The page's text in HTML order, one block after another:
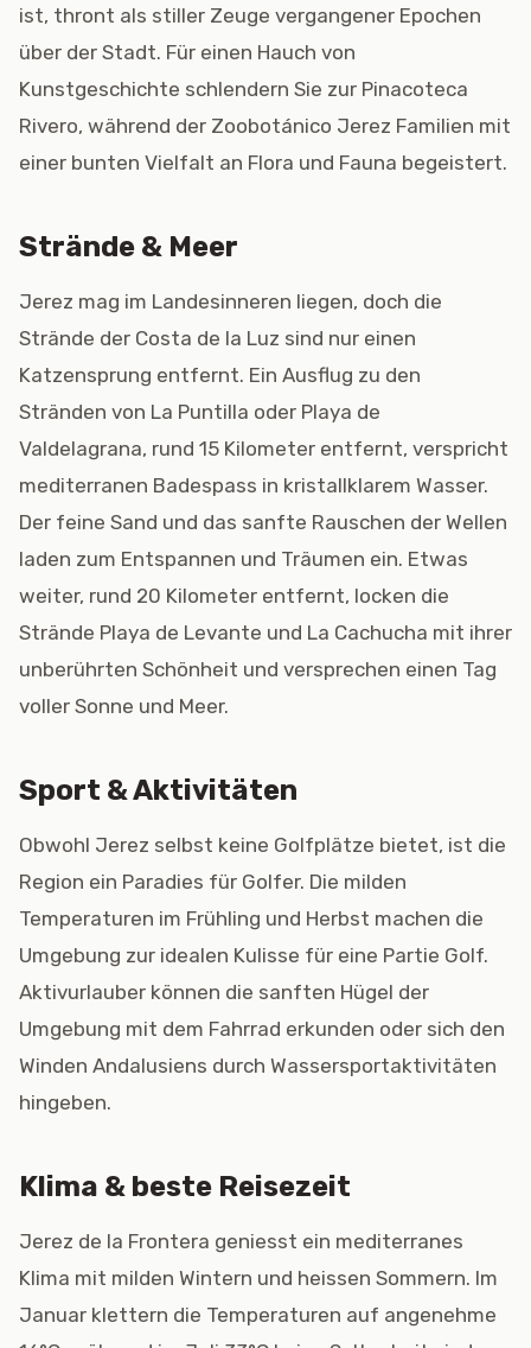
ist, thront als stiller Zeuge vergangener Epochen
über der Stadt. Für einen Hauch von
Kunstgeschichte schlendern Sie zur Pinacoteca
Rivero, während der Zoobotánico Jerez Familien mit
einer bunten Vielfalt an Flora und Fauna begeistert.
Strände & Meer
Jerez mag im Landesinneren liegen, doch die
Strände der Costa de la Luz sind nur einen
Katzensprung entfernt. Ein Ausflug zu den
Stränden von La Puntilla oder Playa de
Valdelagrana, rund 15 Kilometer entfernt, verspricht
mediterranen Badespass in kristallklarem Wasser.
Der feine Sand und das sanfte Rauschen der Wellen
laden zum Entspannen und Träumen ein. Etwas
weiter, rund 20 Kilometer entfernt, locken die
Strände Playa de Levante und La Cachucha mit ihrer
unberührten Schönheit und versprechen einen Tag
voller Sonne und Meer.
Sport & Aktivitäten
Obwohl Jerez selbst keine Golfplätze bietet, ist die
Region ein Paradies für Golfer. Die milden
Temperaturen im Frühling und Herbst machen die
Umgebung zur idealen Kulisse für eine Partie Golf.
Aktivurlauber können die sanften Hügel der
Umgebung mit dem Fahrrad erkunden oder sich den
Winden Andalusiens durch Wassersportaktivitäten
hingeben.
Klima & beste Reisezeit
Jerez de la Frontera geniesst ein mediterranes
Klima mit milden Wintern und heissen Sommern. Im
Januar klettern die Temperaturen auf angenehme